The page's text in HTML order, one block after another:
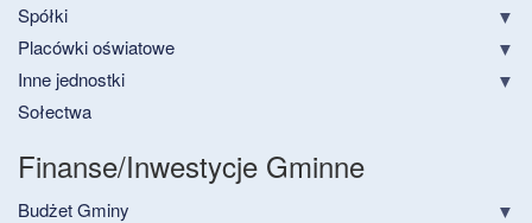
Spółki
Placówki oświatowe
Inne jednostki
Sołectwa
Finanse/Inwestycje Gminne
Budżet Gminy